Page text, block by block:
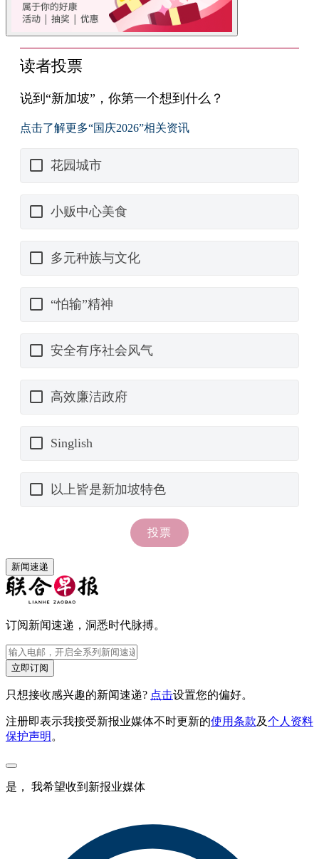
新闻速递
订阅新闻速递，洞悉时代脉搏。
立即订阅
只想接收感兴趣的新闻速递? 点击设置您的偏好。
注册即表示我接受新报业媒体不时更新的使用条款及个人资料
保护声明 。
是， 我希望收到新报业媒体